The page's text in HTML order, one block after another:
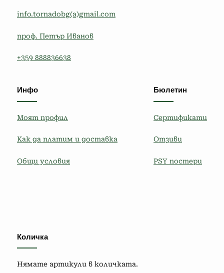
info.tornadobg(a)gmail.com
проф. Петър Иванов
+359 888836638
Инфо
Моят профил
Как да платим и доставка
Общи условия
Бюлетин
Сертификати
Отзиви
PSY постери
Количка
Нямате артикули в количката.